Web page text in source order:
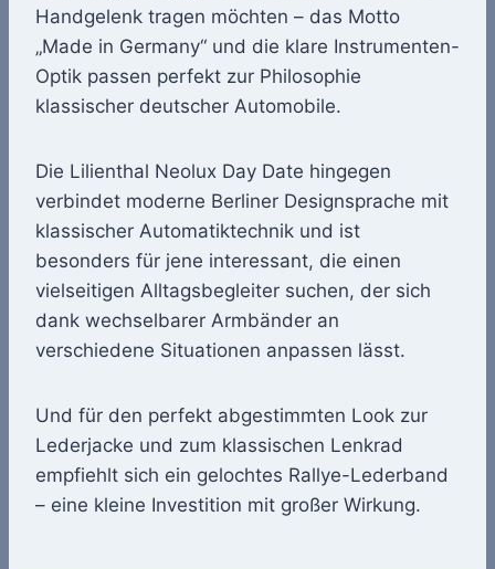
Handgelenk tragen möchten – das Motto
„Made in Germany“ und die klare Instrumenten-
Optik passen perfekt zur Philosophie
klassischer deutscher Automobile.
Die Lilienthal Neolux Day Date hingegen
verbindet moderne Berliner Designsprache mit
klassischer Automatiktechnik und ist
besonders für jene interessant, die einen
vielseitigen Alltagsbegleiter suchen, der sich
dank wechselbarer Armbänder an
verschiedene Situationen anpassen lässt.
Und für den perfekt abgestimmten Look zur
Lederjacke und zum klassischen Lenkrad
empfiehlt sich ein gelochtes Rallye-Lederband
– eine kleine Investition mit großer Wirkung.